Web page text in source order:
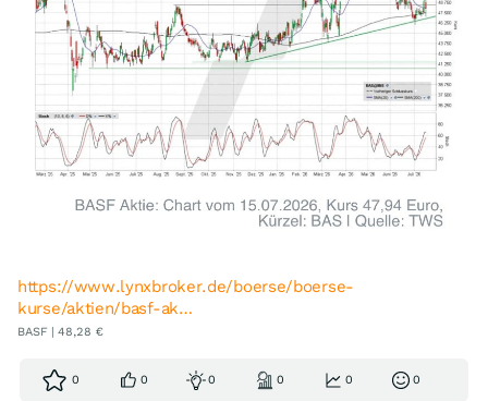
https://www.lynxbroker.de/boerse/boerse-
kurse/aktien/basf-ak…
BASF | 48,28 €
0 0 0 0 0 0